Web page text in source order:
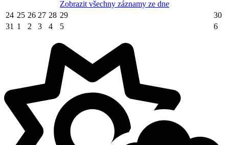
Zobrazit všechny záznamy ze dne
24 25 26 27 28 29
30
31 1 2 3 4 5 6